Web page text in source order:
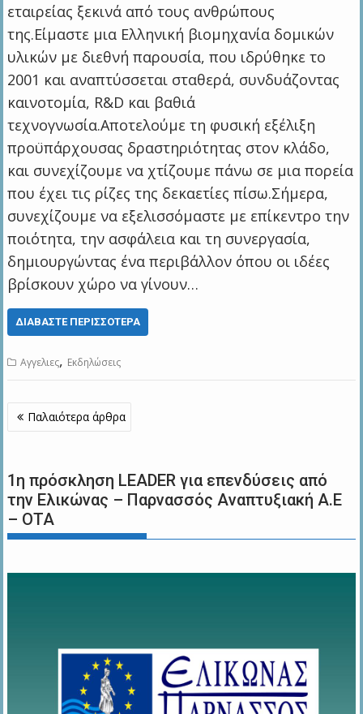
εταιρείας ξεκινά από τους ανθρώπους
της.Είμαστε μια Ελληνική βιομηχανία δομικών
υλικών με διεθνή παρουσία, που ιδρύθηκε το
2001 και αναπτύσσεται σταθερά, συνδυάζοντας
καινοτομία, R&D και βαθιά
τεχνογνωσία.Αποτελούμε τη φυσική εξέλιξη
προϋπάρχουσας δραστηριότητας στον κλάδο,
και συνεχίζουμε να χτίζουμε πάνω σε μια πορεία
που έχει τις ρίζες της δεκαετίες πίσω.Σήμερα,
συνεχίζουμε να εξελισσόμαστε με επίκεντρο την
ποιότητα, την ασφάλεια και τη συνεργασία,
δημιουργώντας ένα περιβάλλον όπου οι ιδέες
βρίσκουν χώρο να γίνουν…
ΔΙΑΒΆΣΤΕ ΠΕΡΙΣΣΌΤΕΡΑ
Αγγελιες, Εκδηλώσεις
Πλοήγηση
άρθρων
Παλαιότερα άρθρα
1η πρόσκληση LEADER για επενδύσεις από
την Ελικώνας – Παρνασσός Αναπτυξιακή Α.Ε
– ΟΤΑ